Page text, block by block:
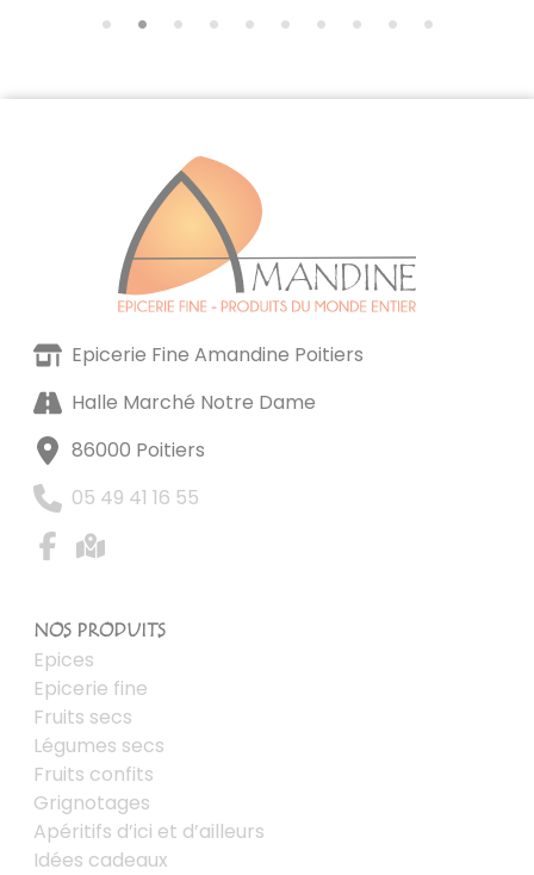
Epicerie Fine Amandine Poitiers
Halle Marché Notre Dame
86000 Poitiers
05 49 41 16 55
NOS PRODUITS
Epices
Epicerie fine
Fruits secs
Légumes secs
Fruits confits
Grignotages
Apéritifs d’ici et d’ailleurs
Idées cadeaux